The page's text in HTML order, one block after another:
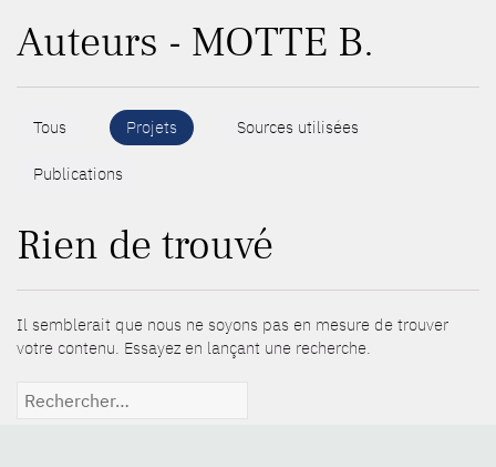
Auteurs - MOTTE B.
Tous Projets Sources utilisées
Publications
Rien de trouvé
Il semblerait que nous ne soyons pas en mesure de trouver
votre contenu. Essayez en lançant une recherche.
Rechercher :